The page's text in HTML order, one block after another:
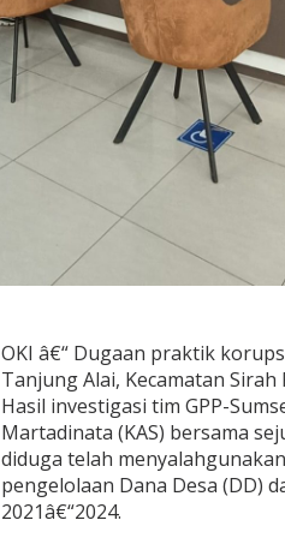
D
e
s
a
A
d
u
D
i
j
a
d
i
k
a
OKI â€“ Dugaan praktik
Tanjung Alai, Kecamatan
Hasil investigasi tim GPP-
Martadinata (KAS) bersama
diduga telah
pengelolaan Dana Desa (DD)
2021â€“2024.